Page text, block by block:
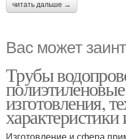
читать дальше →
Вас может
Трубы
изготовления,